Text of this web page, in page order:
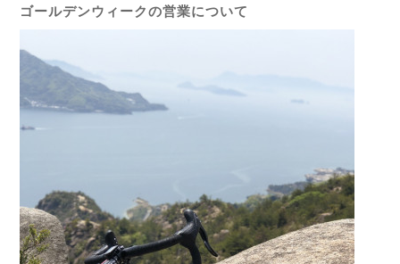
ゴールデンウィークの営業について